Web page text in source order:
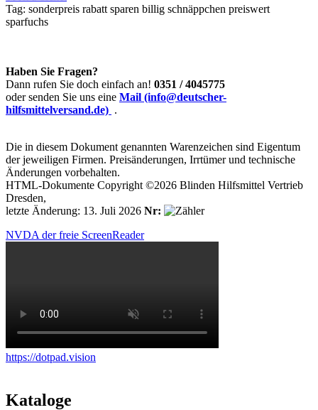
Tag: sonderpreis rabatt sparen billig schnäppchen preiswert
sparfuchs
Haben Sie Fragen?
Dann rufen Sie doch einfach an! 0351 / 4045775
oder senden Sie uns eine Mail (info@deutscher-
hilfsmittelversand.de) .
Die in diesem Dokument genannten Warenzeichen sind Eigentum
der jeweiligen Firmen. Preisänderungen, Irrtümer und technische
Änderungen vorbehalten.
HTML-Dokumente Copyright ©2026 Blinden Hilfsmittel Vertrieb
Dresden,
letzte Änderung: 13. Juli 2026 Nr:
NVDA der freie ScreenReader
https://dotpad.vision
Kataloge